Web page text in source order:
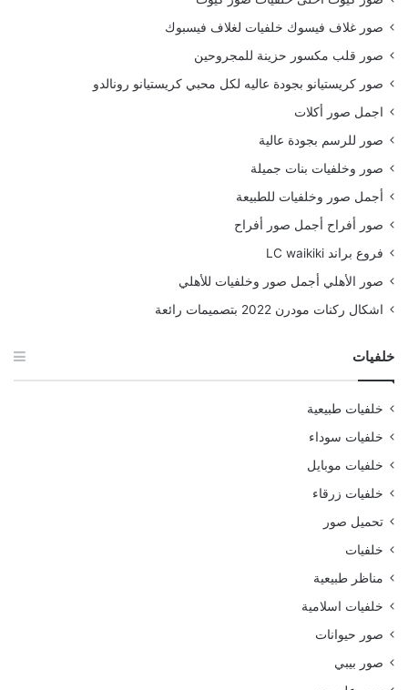
صور غلاف فيسوك خلفيات لغلاف فيسبوك
صور قلب مكسور حزينة للمجروحين
صور كريستيانو بجودة عاليه لكل محبي كريستيانو رونالدو
اجمل صور أكلات
صور للرسم بجودة عالية
صور وخلفيات بنات جميلة
أجمل صور وخلفيات للطبيعة
صور أفراح أجمل صور أفراح
فروع براند LC waikiki
صور الأهلي أجمل صور وخلفيات للأهلي
اشكال ركنات مودرن 2022 بتصميمات رائعة
خلفيات
خلفيات طبيعية
خلفيات سوداء
خلفيات موبايل
خلفيات زرقاء
تحميل صور
خلفيات
مناظر طبيعية
خلفيات اسلامية
صور حيوانات
صور بيبي